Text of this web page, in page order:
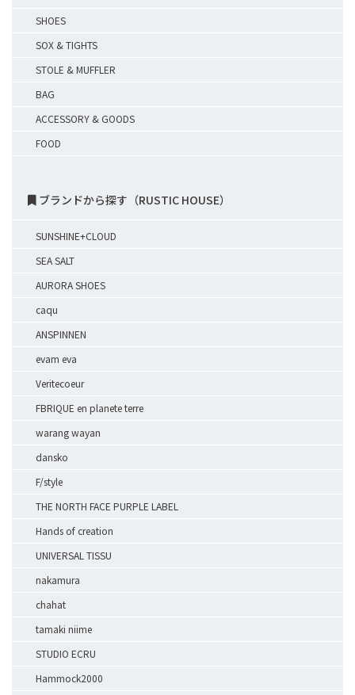
SHOES
SOX & TIGHTS
STOLE & MUFFLER
BAG
ACCESSORY & GOODS
FOOD
ブランドから探す（RUSTIC HOUSE）
SUNSHINE+CLOUD
SEA SALT
AURORA SHOES
caqu
ANSPINNEN
evam eva
Veritecoeur
FBRIQUE en planete terre
warang wayan
dansko
F/style
THE NORTH FACE PURPLE LABEL
Hands of creation
UNIVERSAL TISSU
nakamura
chahat
tamaki niime
STUDIO ECRU
Hammock2000